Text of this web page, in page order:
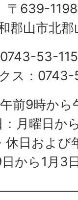
〒639-1198
郡山市北
53-
ス：
前9時か
：月曜日か
休日および
日から1月3